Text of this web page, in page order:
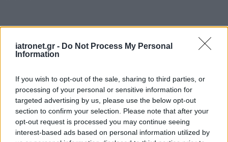
iatronet.gr - Do Not Process My Personal
Information
If you wish to opt-out of the sale, sharing to third parties, or
processing of your personal or sensitive information for
targeted advertising by us, please use the below opt-out
section to confirm your selection. Please note that after your
opt-out request is processed you may continue seeing
interest-based ads based on personal information utilized by